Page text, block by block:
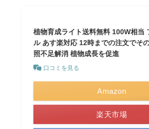
植物育成ライト送料無料 100W相当
ル あす楽対応 12時までの注文でそ
照不足解消 植物成長を促進
口コミを見る
Amazon
楽天市場